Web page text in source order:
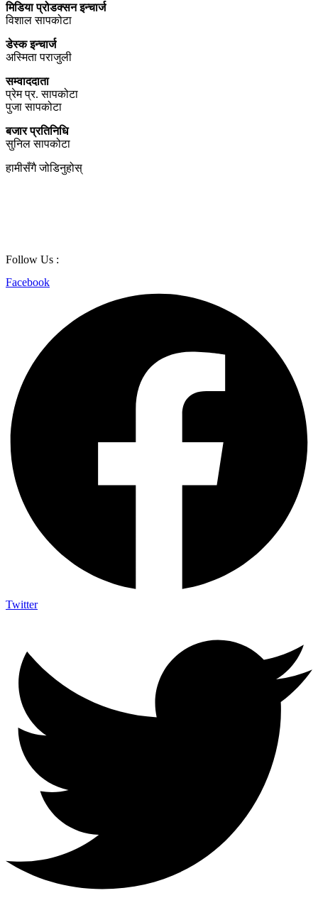
मिडिया प्रोडक्सन इन्चार्ज
विशाल सापकोटा
डेस्क इन्चार्ज
अस्मिता पराजुली
सम्वाददाता
प्रेम प्र. सापकोटा
पुजा सापकोटा
बजार प्रतिनिधि
सुनिल सापकोटा
हामीसँगै जोडिनुहोस्
Follow Us :
Facebook
Twitter